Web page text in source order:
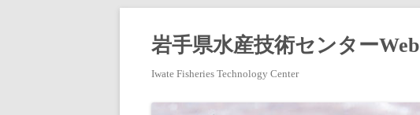
岩手県水産技術センターWeb
Iwate Fisheries Technology Center